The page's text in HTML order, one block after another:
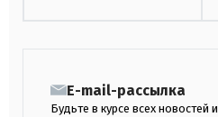
E-mail-рассылка
Будьте в курсе всех новостей и